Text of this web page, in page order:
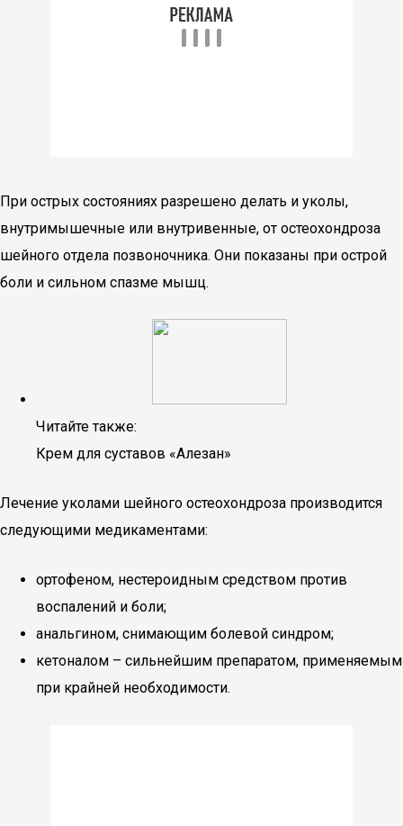
При острых состояниях разрешено делать и уколы,
внутримышечные или внутривенные, от остеохондроза
шейного отдела позвоночника. Они показаны при острой
боли и сильном спазме мышц.
Читайте также:
Крем для суставов «Алезан»
Лечение уколами шейного остеохондроза производится
следующими медикаментами:
ортофеном, нестероидным средством против
воспалений и боли;
анальгином, снимающим болевой синдром;
кетоналом – сильнейшим препаратом, применяемым
при крайней необходимости.